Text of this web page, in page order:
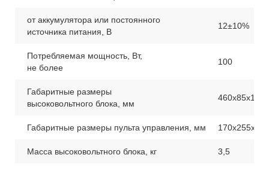
от аккумулятора или постоянного
источника питания, В
12±10%
Потребляемая мощность, Вт,
не более
100
Габаритные размеры
высоковольтного блока, мм
460х85х115
Габаритные размеры пульта управления, мм 170х255х95
Масса высоковольтного блока, кг 3,5